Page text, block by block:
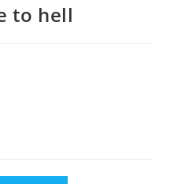
to hell